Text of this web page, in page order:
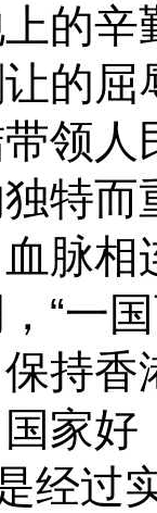
的
的
领
特
脉相
一国
持
家
经